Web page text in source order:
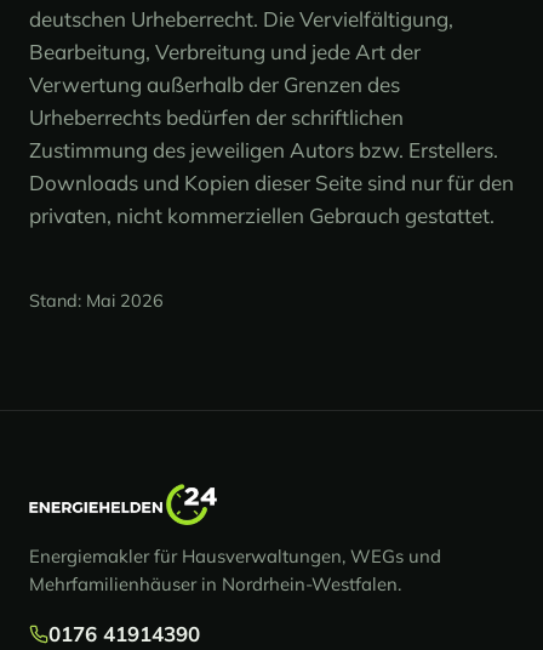
deutschen Urheberrecht. Die Vervielfältigung,
Bearbeitung, Verbreitung und jede Art der
Verwertung außerhalb der Grenzen des
Urheberrechts bedürfen der schriftlichen
Zustimmung des jeweiligen Autors bzw. Erstellers.
Downloads und Kopien dieser Seite sind nur für den
privaten, nicht kommerziellen Gebrauch gestattet.
Stand: Mai 2026
Energiemakler für Hausverwaltungen, WEGs und
Mehrfamilienhäuser in Nordrhein-Westfalen.
0176 41914390